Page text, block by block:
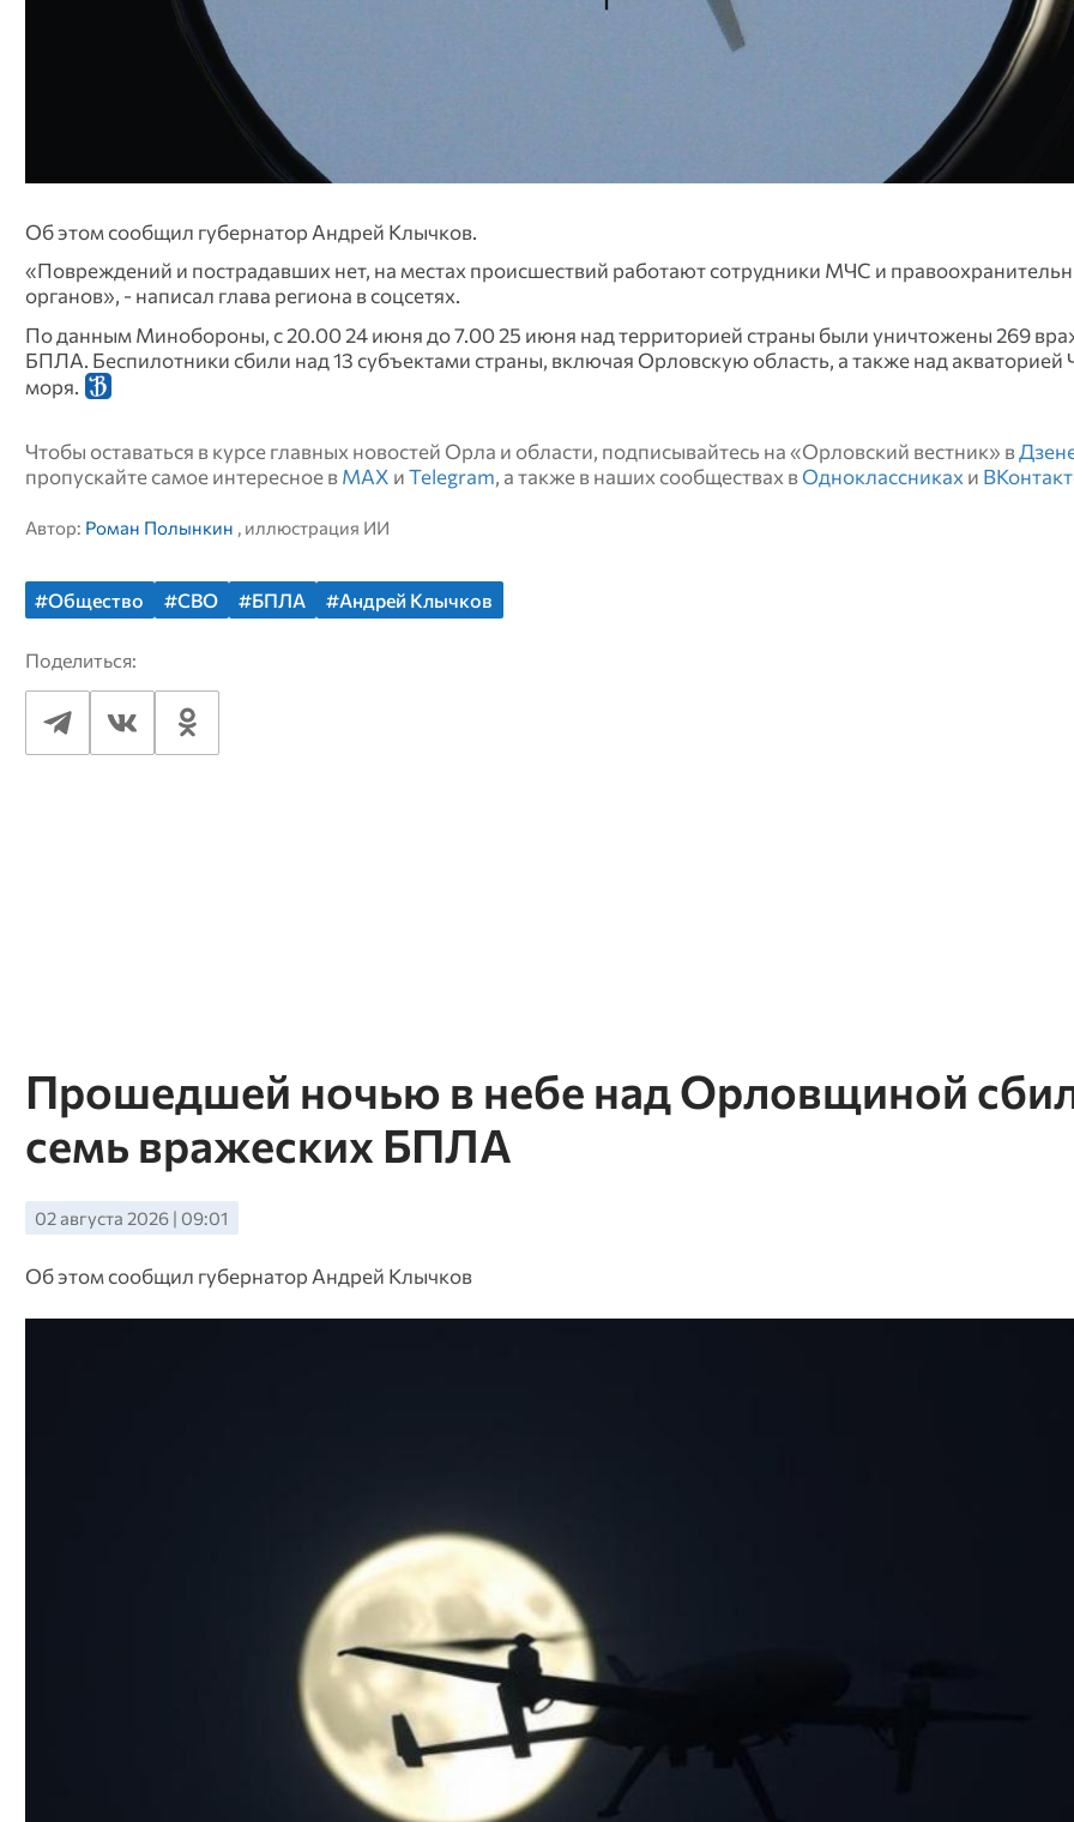
Об этом сообщил губернатор Андрей Клычков.
«Повреждений и пострадавших нет, на местах происшествий работают сотрудники МЧС и
органов», - написал глава региона в соцсетях.
По данным Минобороны, с 20.00 24 июня до 7.00 25 июня над территорией страны были уничтожены 269
БПЛА. Беспилотники сбили над 13 субъектами страны, включая Орловскую область, а также над акваторией
моря.
Чтобы оставаться в курсе главных новостей Орла и области, подписывайтесь на «Орловский вестник» в
пропускайте самое интересное в MAX и Telegram, а также в наших сообществах в Одноклассниках и
Автор: Роман Полынкин , иллюстрация ИИ
#Общество #СВО #БПЛА #Андрей Клычков
Поделиться:
Прошедшей ночью в небе над Орловщиной
семь вражеских БПЛА
02 августа 2026 | 09:01
Об этом сообщил губернатор Андрей Клычков